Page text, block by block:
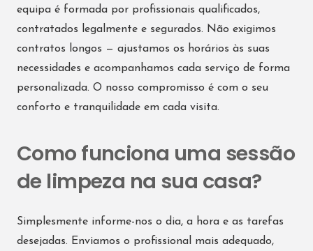
equipa é formada por profissionais qualificados,
contratados legalmente e segurados. Não exigimos
contratos longos — ajustamos os horários às suas
necessidades e acompanhamos cada serviço de forma
personalizada. O nosso compromisso é com o seu
conforto e tranquilidade em cada visita.
Como funciona uma sessão
de limpeza na sua casa?
Simplesmente informe-nos o dia, a hora e as tarefas
desejadas. Enviamos o profissional mais adequado,